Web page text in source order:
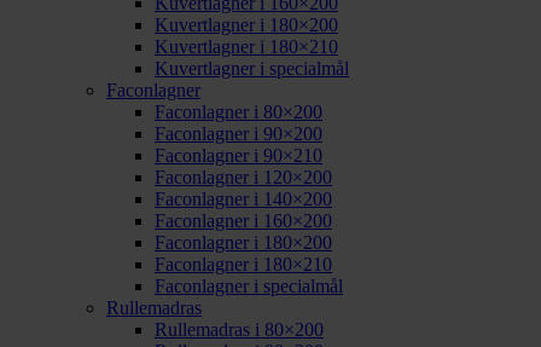
Kuvertlagner i 180×200
Kuvertlagner i 180×210
Kuvertlagner i specialmål
Faconlagner
Faconlagner i 80×200
Faconlagner i 90×200
Faconlagner i 90×210
Faconlagner i 120×200
Faconlagner i 140×200
Faconlagner i 160×200
Faconlagner i 180×200
Faconlagner i 180×210
Faconlagner i specialmål
Rullemadras
Rullemadras i 80×200